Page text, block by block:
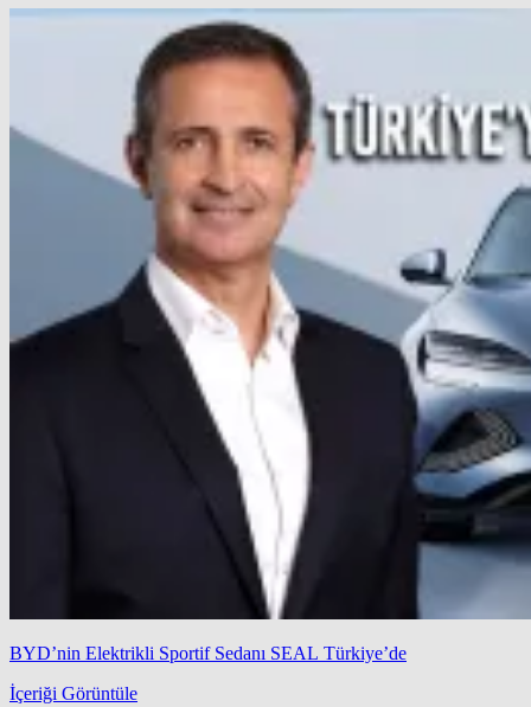
BYD’nin Elektrikli Sportif Sedanı SEAL Türkiye’de
İçeriği Görüntüle